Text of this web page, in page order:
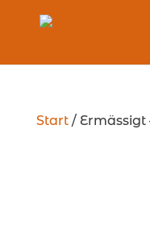
Start/ Ermässigt